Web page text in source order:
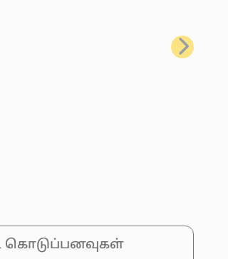
அடுத்தது
கொடுப்பனவுகள்